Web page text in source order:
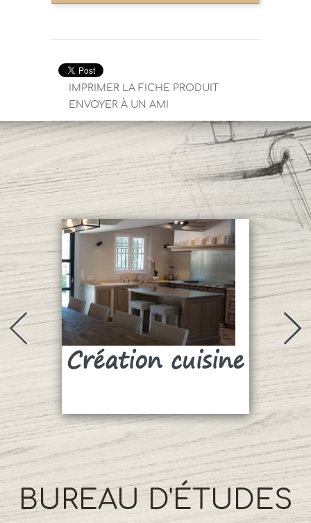
IMPRIMER LA FICHE PRODUIT
ENVOYER À UN AMI
Création cuisine
BUREAU D'ÉTUDES